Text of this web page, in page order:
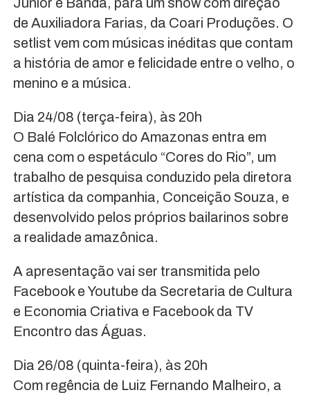
de Auxiliadora Farias, da Coari Produções. O
setlist vem com músicas inéditas que contam
a história de amor e felicidade entre o velho, o
menino e a música.
Dia 24/08 (terça-feira), às 20h
O Balé Folclórico do Amazonas entra em
cena com o espetáculo “Cores do Rio”, um
trabalho de pesquisa conduzido pela diretora
artística da companhia, Conceição Souza, e
desenvolvido pelos próprios bailarinos sobre
a realidade amazônica.
A apresentação vai ser transmitida pelo
Facebook e Youtube da Secretaria de Cultura
e Economia Criativa e Facebook da TV
Encontro das Águas.
Dia 26/08 (quinta-feira), às 20h
Com regência de Luiz Fernando Malheiro, a